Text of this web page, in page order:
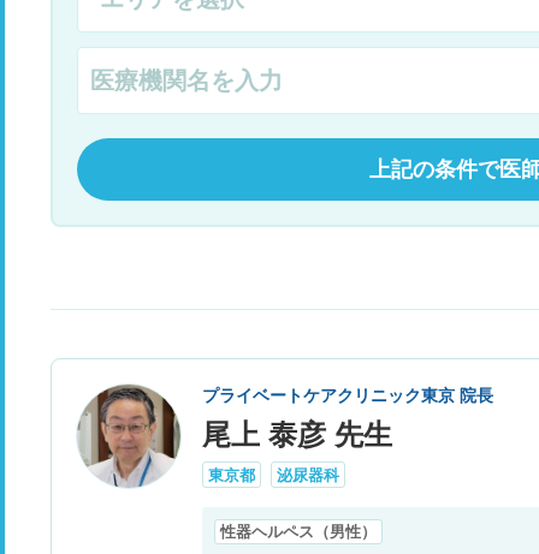
上記の条件で医
プライベートケアクリニック東京 院長
尾上 泰彦 先生
東京都 泌尿器科
性器ヘルペス（男性）